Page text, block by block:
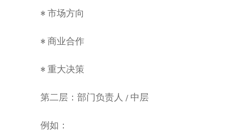
• 市场方向
• 商业合作
• 重大决策
第二层：部门负责人 / 中层
例如：